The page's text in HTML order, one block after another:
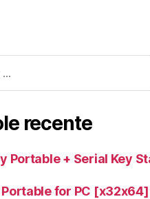
recente
Portable + Serial Key
Portable for PC